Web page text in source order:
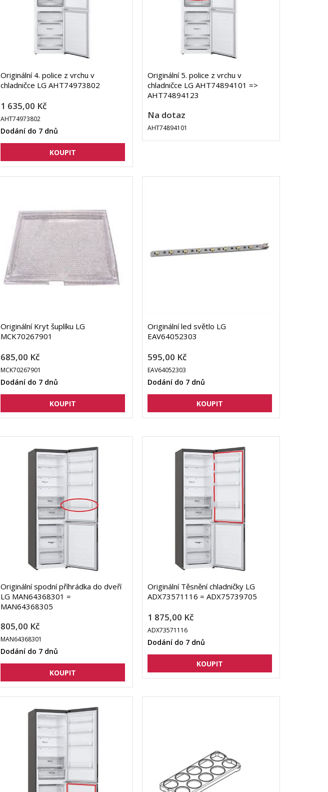
Originální 4. police z vrchu v
chladničce LG AHT74973802
1 635,00 Kč
AHT74973802
Dodání do 7 dnů
Originální 5. police z vrchu v
chladničce LG AHT74894101 =>
AHT74894123
Na dotaz
AHT74894101
Originální Kryt šuplíku LG
MCK70267901
685,00 Kč
MCK70267901
Dodání do 7 dnů
Originální led světlo LG
EAV64052303
595,00 Kč
EAV64052303
Dodání do 7 dnů
Originální spodní příhrádka do dveří
LG MAN64368301 =
MAN64368305
805,00 Kč
MAN64368301
Dodání do 7 dnů
Originální Těsnění chladničky LG
ADX73571116 = ADX75739705
1 875,00 Kč
ADX73571116
Dodání do 7 dnů